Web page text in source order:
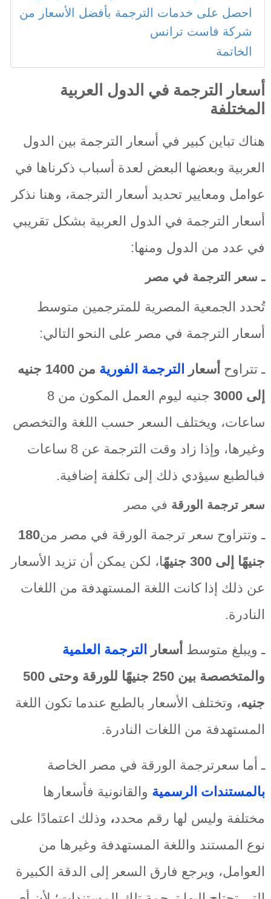
احصل على خدمات الترجمة بأفضل الأسعار من
شركة فاست ترانس
الخاتمة
أسعار الترجمة في الدول العربية
المختلفة
هناك تباين كبير في أسعار الترجمة بين الدول
العربية وبعضها البعض لعدة أسباب ذكرناها في
عوامل ومعايير تحديد أسعار الترجمة، وهنا نذكر
أسعار الترجمة في الدول العربية بشكل تقريبي
في عدد من الدول ومنها:
ـ سعر الترجمة في مصر
تُحدد الجمعية المصرية للمترجمين متوسط
أسعار الترجمة في مصر
على النحو التالي:
ـ تتراوحأسعار الترجمة الفورية
من 1400 جنيه
إلى 3000
جنيه ليوم العمل المكون من 8
ساعات، ويختلف السعر حسب اللغة والتخصص
وغيرها، وإذا زاد وقت الترجمة عن 8 ساعات
فبالطبع سيؤدي ذلك إلى تكلفة إضافية.
سعر ترجمة الورقةفي مصر
ـ وتتراوح سعر ترجمة الورقة في مصر من180
جنيهًا إلى 300 جنيهً
ا، لكن يمكن أن تزيد الأسعار
عن ذلك إذا كانت اللغة المستهدفة من اللغات
النادرة.
ـ ويبلغ متوسطأسعار
الترجمة العلمية
والمتخصصة بين 250 جنيهًا للورقة وحتى 500
جنيه، وتختلف الأسعار بالطبع عندما تكون اللغة
المستهدفة من اللغات النادرة.
ـ أما سعرترجمة الورقة في مصر الخاصة
بالمستندات الرسميةوالقانونية فأسعارها
مختلفة وليس لها رقم محدد،وذلك اعتمادًا على
نوع المستند واللغة المستهدفة وغيرها من
العوامل، ويرجع فارق السعر إلى الدقة الكبيرة